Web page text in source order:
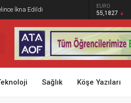
İkna Edildi
GRAM ALTIN
6.659,91
EURO
55,1827
Sağlık Köşe Yazıları